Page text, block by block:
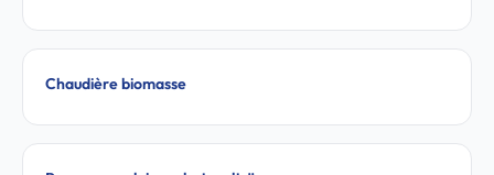
Chaudière biomasse